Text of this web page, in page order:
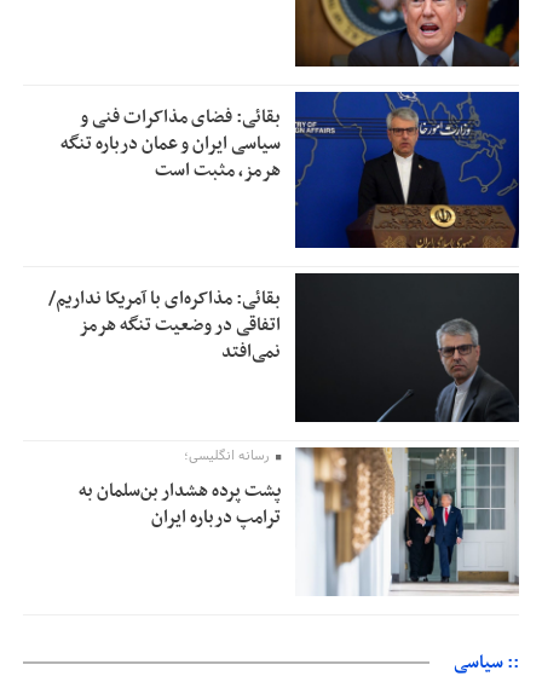
بقائی: فضای مذاکرات فنی و
سیاسی ایران و عمان درباره تنگه
هرمز، مثبت است
بقائی: مذاکره‌ای با آمریکا نداریم/
اتفاقی در وضعیت تنگه هرمز
نمی‌افتد
رسانه انگلیسی؛
پشت پرده هشدار بن‌سلمان به
ترامپ درباره ایران
:: سیاسی